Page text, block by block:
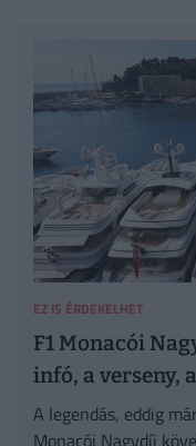
EZ IS ÉRDEKELHET
F1 Monacói
infó, a verseny,
A legendás, eddig
Monacói Nagydíj